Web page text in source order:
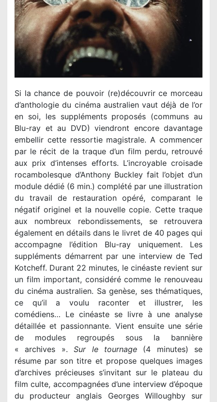
Si la chance de pouvoir (re)découvrir ce morceau
d’anthologie du cinéma australien vaut déjà de l’or
en soi, les suppléments proposés (communs au
Blu-ray et au DVD) viendront encore davantage
embellir cette ressortie magistrale. A commencer
par le récit de la traque d’un film perdu, retrouvé
aux prix d’intenses efforts. L’incroyable croisade
rocambolesque d’Anthony Buckley fait l’objet d’un
module dédié (6 min.) complété par une illustration
du travail de restauration opéré, comparant le
négatif originel et la nouvelle copie. Cette traque
aux nombreux rebondissements, se retrouvera
également en détails dans le livret de 40 pages qui
accompagne l’édition Blu-ray uniquement. Les
suppléments démarrent par une interview de Ted
Kotcheff. Durant 22 minutes, le cinéaste revient sur
un film important, considéré comme le renouveau
du cinéma australien. Sa genèse, ses thématiques,
ce qu’il a voulu raconter et illustrer, les
comédiens… Le cinéaste se livre à une analyse
détaillée et passionnante. Vient ensuite une série
de modules regroupés sous la bannière
« archives ».Sur le tournage(4 minutes) se
résume par son titre et propose quelques images
d’archives précieuses s’invitant sur le plateau du
film culte, accompagnées d’une interview d’époque
du producteur anglais Georges Willoughby sur